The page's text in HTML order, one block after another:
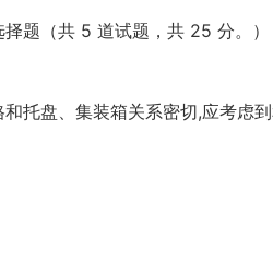
题（共 5 道试题，共 25 分。）
托盘、集装箱关系密切,应考虑
案